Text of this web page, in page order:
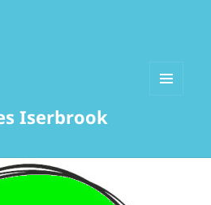
Iserbrook